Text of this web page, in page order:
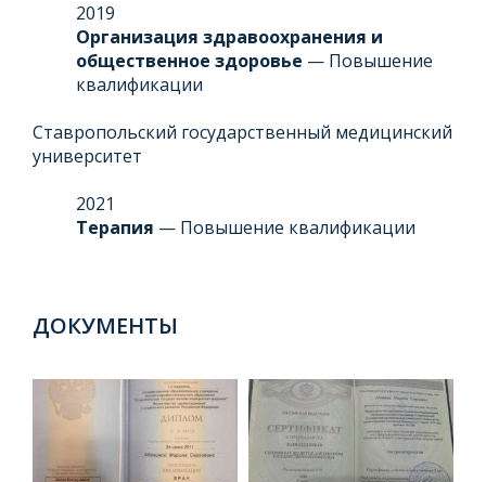
2019
Организация здравоохранения и
общественное здоровье — Повышение
квалификации
Ставропольский государственный медицинский
университет
2021
Терапия — Повышение квалификации
ДОКУМЕНТЫ